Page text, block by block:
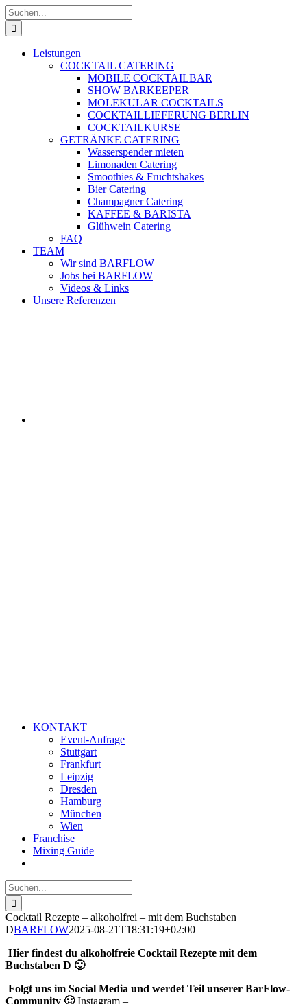
Zum
Inhalt
springen
Suche
nach:
Leistungen
COCKTAIL CATERING
MOBILE COCKTAILBAR
SHOW BARKEEPER
MOLEKULAR COCKTAILS
COCKTAILLIEFERUNG BERLIN
COCKTAILKURSE
GETRÄNKE CATERING
Wasserspender mieten
Limonaden Catering
Smoothies & Fruchtshakes
Bier Catering
Champagner Catering
KAFFEE & BARISTA
Glühwein Catering
FAQ
TEAM
Wir sind BARFLOW
Jobs bei BARFLOW
Videos & Links
Unsere Referenzen
KONTAKT
Event-Anfrage
Stuttgart
Frankfurt
Leipzig
Dresden
Hamburg
München
Wien
Franchise
Mixing Guide
Suche
nach:
Cocktail Rezepte – alkoholfrei – mit dem Buchstaben
DBARFLOW2025-08-21T18:31:19+02:00
Hier findest du alkoholfreie Cocktail Rezepte mit dem
Buchstaben D 🙂
Folgt uns im Social Media und werdet Teil unserer BarFlow-
Community 🙂Instagram –